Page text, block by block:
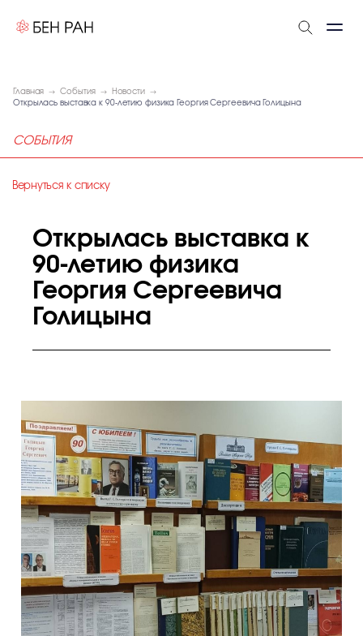
Главная События
Новости
Открылась выставка к 90-летию физика Георгия Сергеевича Голицына
СОБЫТИЯ
Вернуться к списку
Открылась выставка к
90-летию физика
Георгия Сергеевича
Голицына